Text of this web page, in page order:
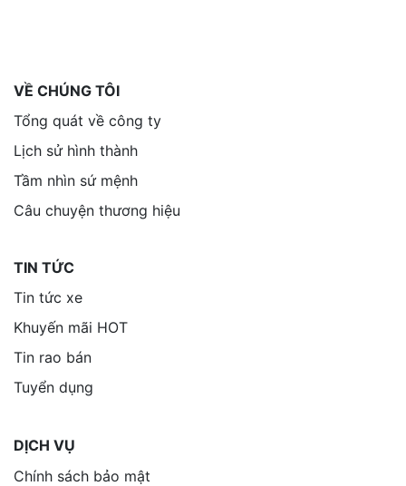
VỀ CHÚNG TÔI
Tổng quát về công ty
Lịch sử hình thành
Tầm nhìn sứ mệnh
Câu chuyện thương hiệu
TIN TỨC
Tin tức xe
Khuyến mãi HOT
Tin rao bán
Tuyển dụng
DỊCH VỤ
Chính sách bảo mật